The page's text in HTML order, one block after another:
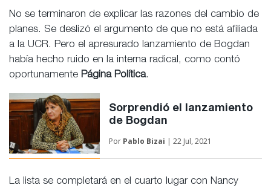
No se terminaron de explicar las razones del cambio de
planes. Se deslizó el argumento de que no está afiliada
a la UCR. Pero el apresurado lanzamiento de Bogdan
había hecho ruido en la interna radical, como contó
oportunamente Página Política.
Sorprendió el lanzamiento
de Bogdan
Por Pablo Bizai | 22 Jul, 2021
La lista se completará en el cuarto lugar con Nancy